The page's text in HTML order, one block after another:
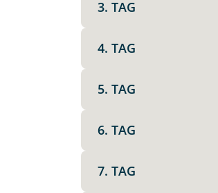
3. TAG
4. TAG
5. TAG
6. TAG
7. TAG